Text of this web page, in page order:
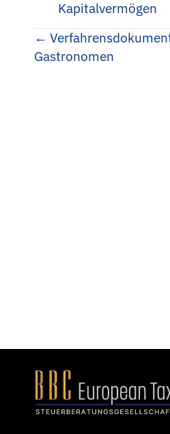
Kapitalvermögen
Posts
navigation
←
Gastronomen